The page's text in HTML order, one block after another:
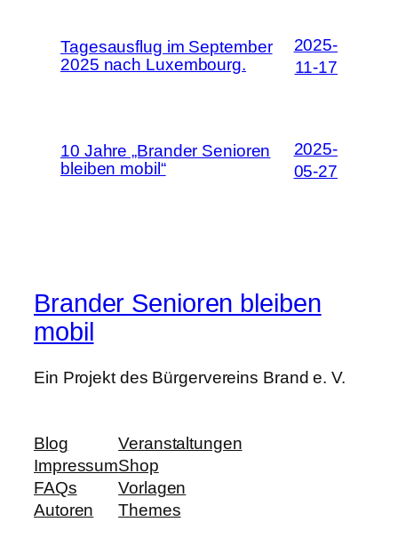
Tagesausflug im September
2025 nach Luxembourg.
2025-
11-17
10 Jahre „Brander Senioren
bleiben mobil“
2025-
05-27
Brander Senioren bleiben
mobil
Ein Projekt des Bürgervereins Brand e. V.
Blog
Impressum
FAQs
Autoren
Veranstaltungen
Shop
Vorlagen
Themes